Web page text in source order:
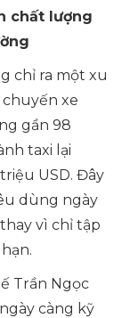
chất lượng
chỉ ra một xu
xe
gần 98
taxi lại
USD. Đây
dùng ngày
vì chỉ tập
Trần Ngọc
càng kỹ